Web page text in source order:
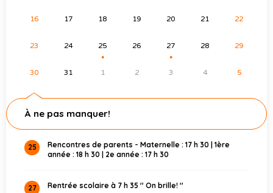
16 17 18 19 20 21 22
23 24 25
●
26 27
●
28 29
30 31 1 2 3 4 5
À ne pas manquer!
25
Rencontres de parents - Maternelle : 17 h 30 | 1ère
année : 18 h 30 | 2e année : 17 h 30
27 Rentrée scolaire à 7 h 35 '' On brille! ''